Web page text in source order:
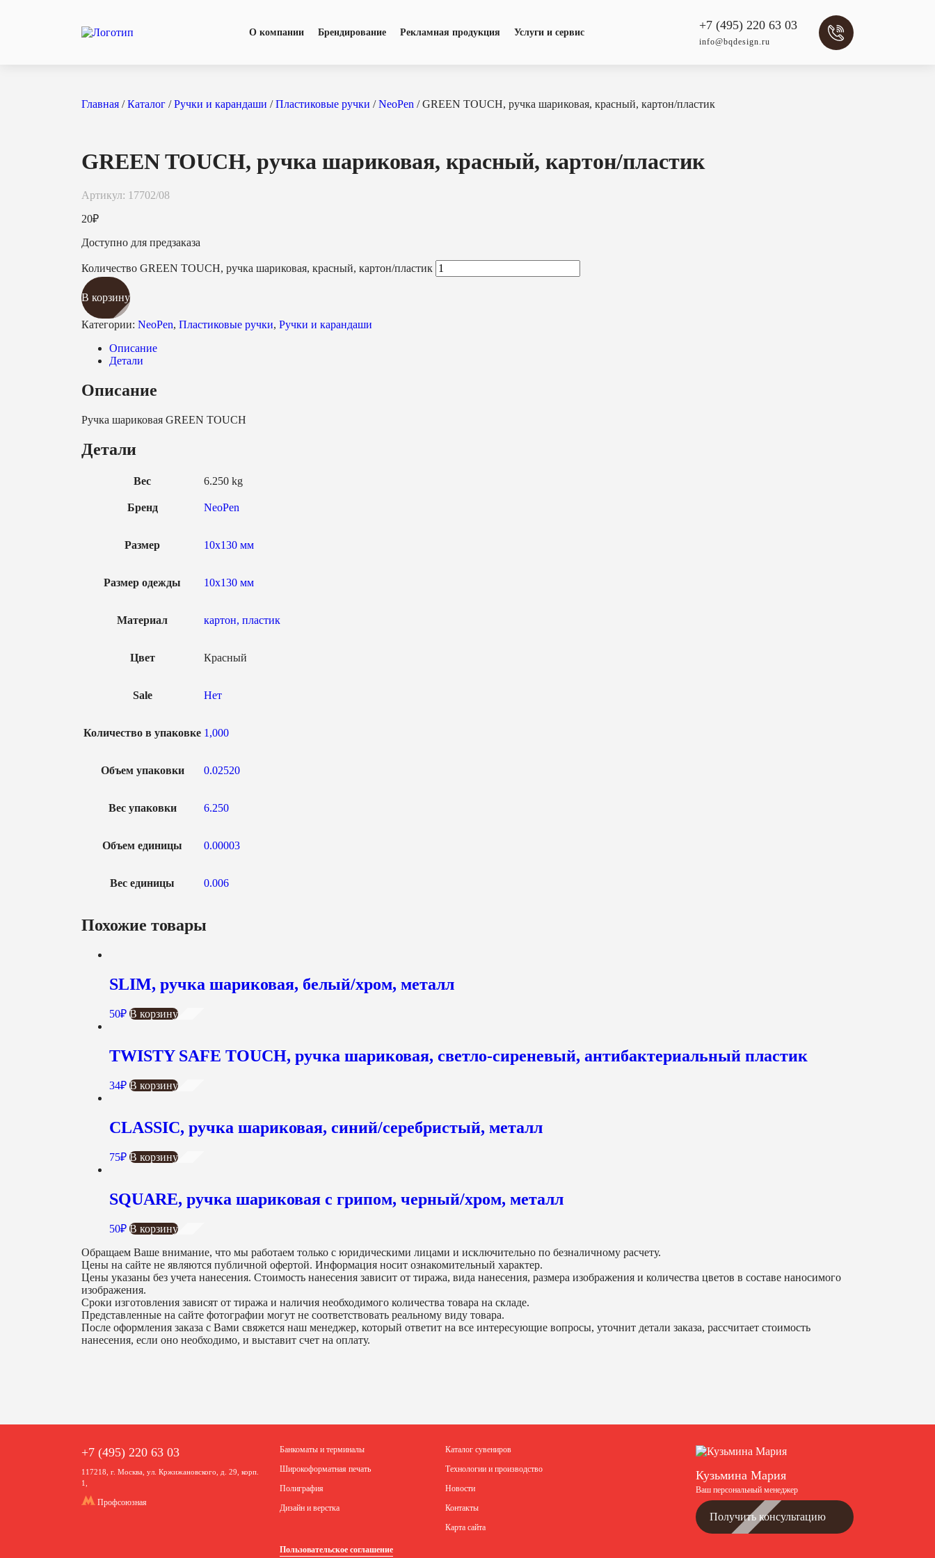
О компании Брендирование Рекламная продукция Услуги и сервис
+7 (495) 220 63 03
info@bqdesign.ru
Главная /Каталог /Ручки и карандаши /Пластиковые ручки /NeoPen / GREEN TOUCH, ручка шариковая, красный, картон/пластик
GREEN TOUCH, ручка шариковая, красный, картон/пластик
Артикул: 17702/08
20₽
Доступно для предзаказа
Количество GREEN TOUCH, ручка шариковая, красный, картон/пластик
В корзину
Категории: NeoPen, Пластиковые ручки, Ручки и карандаши
Описание
Детали
Описание
Ручка шариковая GREEN TOUCH
Детали
Вес 6.250 kg
Бренд NeoPen
Размер 10х130 мм
Размер одежды 10х130 мм
Материал картон, пластик
Цвет Красный
Sale Нет
Количество в упаковке 1,000
Объем упаковки 0.02520
Вес упаковки 6.250
Объем единицы 0.00003
Вес единицы 0.006
Похожие товары
SLIM, ручка шариковая, белый/хром, металл
50₽ В корзину
TWISTY SAFE TOUCH, ручка шариковая, светло-сиреневый, антибактериальный пластик
34₽ В корзину
CLASSIC, ручка шариковая, синий/серебристый, металл
75₽ В корзину
SQUARE, ручка шариковая с грипом, черный/хром, металл
50₽ В корзину
Обращаем Ваше внимание, что мы работаем только с юридическими лицами и исключительно по безналичному расчету.
Цены на сайте не являются публичной офертой. Информация носит ознакомительный характер.
Цены указаны без учета нанесения. Стоимость нанесения зависит от тиража, вида нанесения, размера изображения и количества цветов в составе наносимого
изображения.
Сроки изготовления зависят от тиража и наличия необходимого количества товара на складе.
Представленные на сайте фотографии могут не соответствовать реальному виду товара.
После оформления заказа с Вами свяжется наш менеджер, который ответит на все интересующие вопросы, уточнит детали заказа, рассчитает стоимость
нанесения, если оно необходимо, и выставит счет на оплату.
+7 (495) 220 63 03
117218, г. Москва, ул. Кржижановского, д. 29, корп.
1,
Профсоюзная
Банкоматы и терминалы
Широкоформатная печать
Полиграфия
Дизайн и верстка
Каталог сувениров
Технологии и производство
Новости
Контакты
Карта сайта
Пользовательское соглашение
Кузьмина Мария
Ваш персональный менеджер
Получить консультацию